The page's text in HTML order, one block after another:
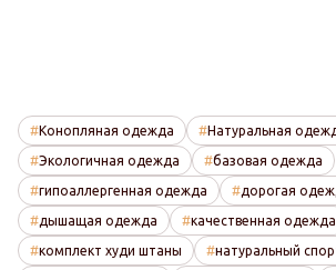
Конопляная одежда Натуральная
Экологичная одежда базовая одежда
гипоаллергенная одежда дорогая
дышащая одежда качественная одежда
комплект худи штаны натуральный